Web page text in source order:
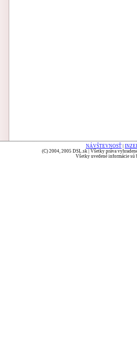
NÁVŠTEVNOSŤ
(C) 2004, 2005 DSL.sk | Všetky práva
Všetky uvedené informácie sú